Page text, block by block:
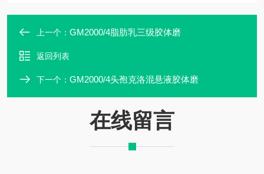
上一个： GM2000/4脂肪乳三级胶体磨
返回列表
下一个： GM2000/4头孢克洛混悬液胶体磨
在线留言